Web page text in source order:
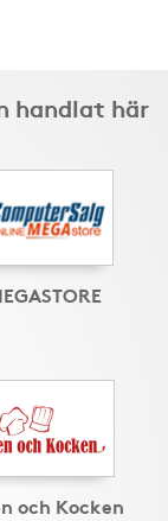
handlat här
och Kocken